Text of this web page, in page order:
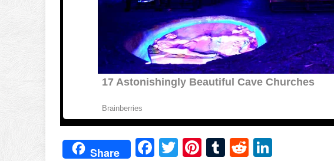
Share Facebook
TwitterPinterest
TumblrReddit